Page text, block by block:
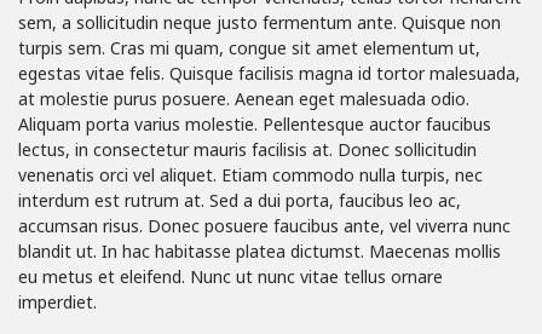
sem, a sollicitudin neque justo fermentum ante. Quisque non
turpis sem. Cras mi quam, congue sit amet elementum ut,
egestas vitae felis. Quisque facilisis magna id tortor malesuada,
at molestie purus posuere. Aenean eget malesuada odio.
Aliquam porta varius molestie. Pellentesque auctor faucibus
lectus, in consectetur mauris facilisis at. Donec sollicitudin
venenatis orci vel aliquet. Etiam commodo nulla turpis, nec
interdum est rutrum at. Sed a dui porta, faucibus leo ac,
accumsan risus. Donec posuere faucibus ante, vel viverra nunc
blandit ut. In hac habitasse platea dictumst. Maecenas mollis
eu metus et eleifend. Nunc ut nunc vitae tellus ornare
imperdiet.